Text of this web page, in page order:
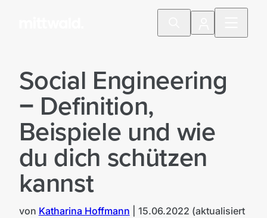
Social Engineering
− Definition,
Beispiele und wie
du dich schützen
kannst
von Katharina Hoffmann 15.06.2022 (aktualisiert